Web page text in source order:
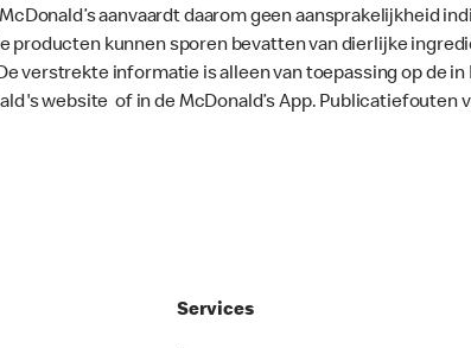
aanvaardt daarom geen aansprakelijkheid
kunnen sporen bevatten van dierlijke
verstrekte informatie is alleen van toepassing op de
website of in de McDonald’s App. Publicatiefouten
Services